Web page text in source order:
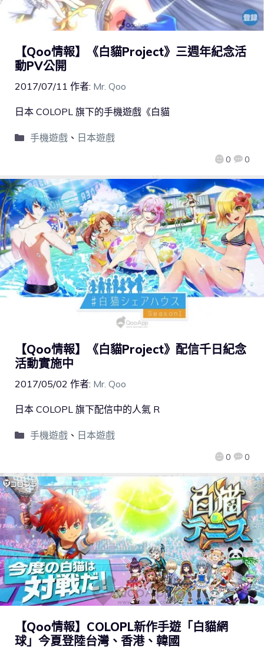
【Qoo情報】《白貓Project》三週年紀念活
動PV公開
2017/07/11 作者: Mr. Qoo
0 0
日本 COLOPL 旗下的手機遊戲《白貓
手機遊戲、 日本遊戲
【Qoo情報】《白貓Project》配信千日紀念
活動實施中
2017/05/02 作者: Mr. Qoo
0 0
日本 COLOPL 旗下配信中的人氣 R
手機遊戲、 日本遊戲
【Qoo情報】COLOPL新作手遊「白貓網
球」今夏登陸台灣、香港、韓國